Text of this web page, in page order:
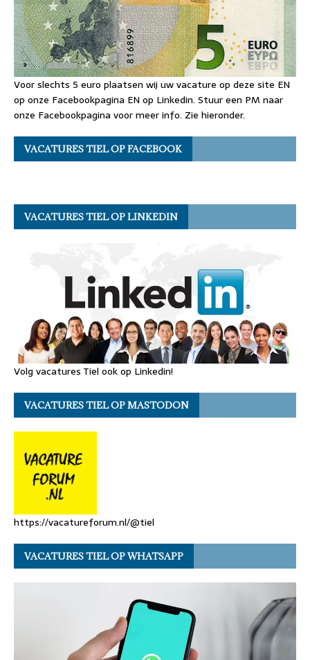
Voor slechts 5 euro plaatsen wij uw vacature op deze site EN
op onze Facebookpagina EN op Linkedin. Stuur een PM naar
onze Facebookpagina voor meer info. Zie hieronder.
VACATURES TIEL OP FACEBOOK
VACATURES TIEL OP LINKEDIN
Volg vacatures Tiel ook op Linkedin!
VACATURES TIEL OP MASTODON
https://vacatureforum.nl/@tiel
VACATURES TIEL OP WHATSAPP